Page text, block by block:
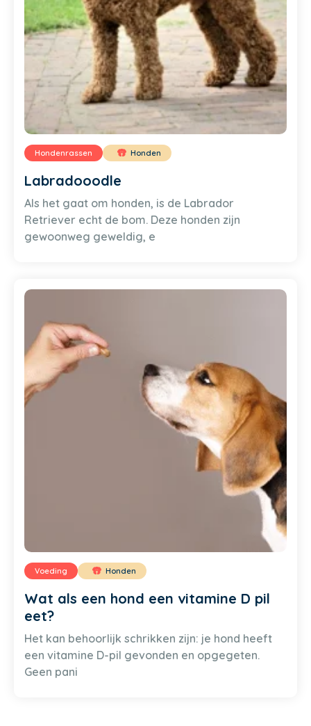
Hondenrassen Honden
Labradooodle
Als het gaat om honden, is de Labrador
Retriever echt de bom. Deze honden zijn
gewoonweg geweldig, e
Voeding Honden
Wat als een hond een vitamine D pil
eet?
Het kan behoorlijk schrikken zijn: je hond heeft
een vitamine D-pil gevonden en opgegeten.
Geen pani